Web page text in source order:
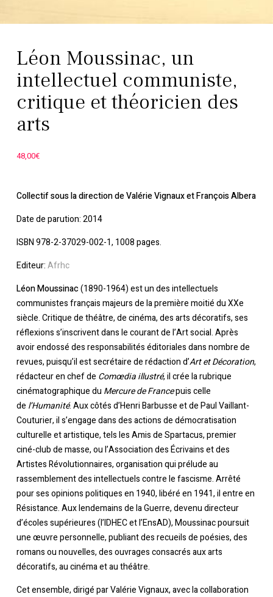
Léon Moussinac, un
intellectuel communiste,
critique et théoricien des
arts
48,00€
Collectif sous la direction de Valérie Vignaux et François Albera
Date de parution: 2014
ISBN 978-2-37029-002-1, 1008 pages.
Editeur:Afrhc
Léon Moussinac(1890-1964) est un des intellectuels
communistes français majeurs de la première moitié du XXe
siècle. Critique de théâtre, de cinéma, des arts décoratifs, ses
réflexions s’inscrivent dans le courant de l’Art social. Après
avoir endossé des responsabilités éditoriales dans nombre de
revues, puisqu’il est secrétaire de rédaction d’Art et Décoration,
rédacteur en chef de Comœdia illustré, il crée la rubrique
cinématographique du Mercure de Francepuis celle
de l’Humanité. Aux côtés d’Henri Barbusse et de Paul Vaillant-
Couturier, il s’engage dans des actions de démocratisation
culturelle et artistique, tels les Amis de Spartacus, premier
ciné-club de masse, ou l’Association des Écrivains et des
Artistes Révolutionnaires, organisation qui prélude au
rassemblement des intellectuels contre le fascisme. Arrêté
pour ses opinions politiques en 1940, libéré en 1941, il entre en
Résistance. Aux lendemains de la Guerre, devenu directeur
d’écoles supérieures (l’IDHEC et l’EnsAD), Moussinac poursuit
une œuvre personnelle, publiant des recueils de poésies, des
romans ou nouvelles, des ouvrages consacrés aux arts
décoratifs, au cinéma et au théâtre.
Cet ensemble, dirigé par Valérie Vignaux, avec la collaboration